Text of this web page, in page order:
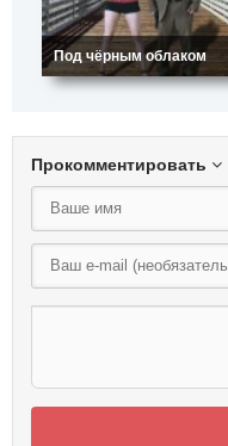
Под чёрным облаком
Прокомментировать